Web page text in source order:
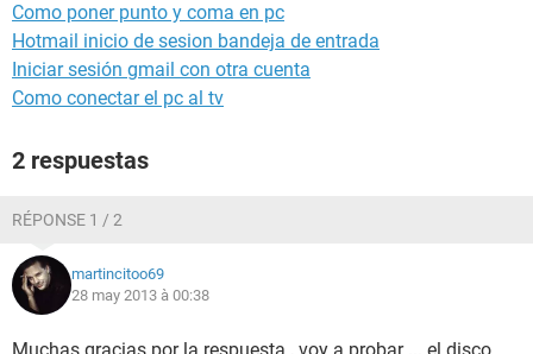
Como poner punto y coma en pc
Hotmail inicio de sesion bandeja de entrada
Iniciar sesión gmail con otra cuenta
Como conectar el pc al tv
2 respuestas
RÉPONSE 1 / 2
martincitoo69
28 may 2013 à 00:38